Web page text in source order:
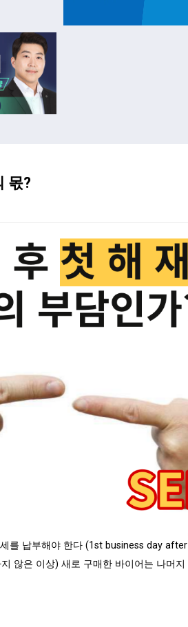
몫?
를 납부해야 한다 (1st business day
않은 이상) 새로 구매한 바이어는 나머